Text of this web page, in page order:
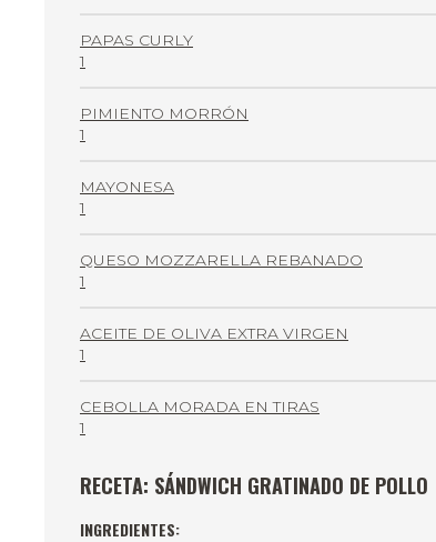
PAPAS CURLY
1
PIMIENTO MORRÓN
1
MAYONESA
1
QUESO MOZZARELLA REBANADO
1
ACEITE DE OLIVA EXTRA VIRGEN
1
CEBOLLA MORADA EN TIRAS
1
RECETA: SÁNDWICH GRATINADO DE POLLO
INGREDIENTES: